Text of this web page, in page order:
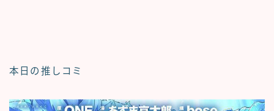
本日の推しコミ